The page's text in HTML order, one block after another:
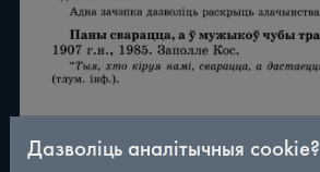
Дазволіць аналітычныя cookie?